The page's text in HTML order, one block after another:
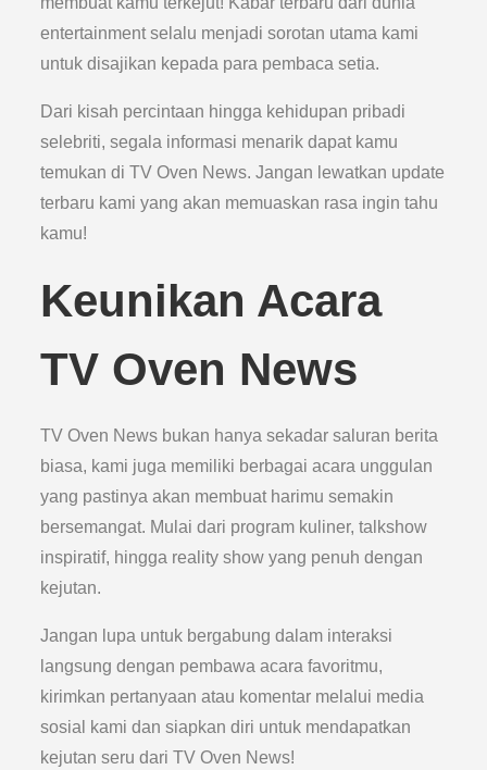
entertainment selalu menjadi sorotan utama kami
untuk disajikan kepada para pembaca setia.
Dari kisah percintaan hingga kehidupan pribadi
selebriti, segala informasi menarik dapat kamu
temukan di TV Oven News. Jangan lewatkan update
terbaru kami yang akan memuaskan rasa ingin tahu
kamu!
Keunikan Acara
TV Oven News
TV Oven News bukan hanya sekadar saluran berita
biasa, kami juga memiliki berbagai acara unggulan
yang pastinya akan membuat harimu semakin
bersemangat. Mulai dari program kuliner, talkshow
inspiratif, hingga reality show yang penuh dengan
kejutan.
Jangan lupa untuk bergabung dalam interaksi
langsung dengan pembawa acara favoritmu,
kirimkan pertanyaan atau komentar melalui media
sosial kami dan siapkan diri untuk mendapatkan
kejutan seru dari TV Oven News!